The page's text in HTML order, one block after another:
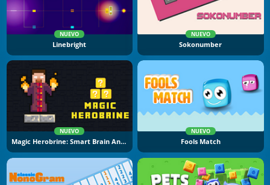
NUEVO
Linebright
NUEVO
Sokonumber
NUEVO
Magic Herobrine: Smart Brain And Puzzle Quest
NUEVO
Fools Match